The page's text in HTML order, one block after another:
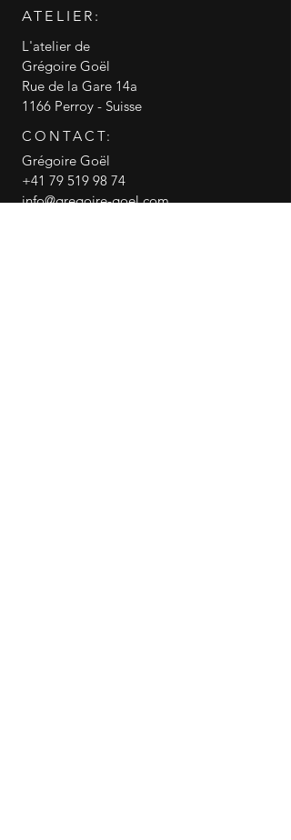
ATELIER:
L'atelier de
Grégoire Goël
Rue de la Gare 14a
1166 Perroy - Suisse
CONTACT:
Grégoire Goël
+41 79 519 98 74
info@gregoire-goel.com